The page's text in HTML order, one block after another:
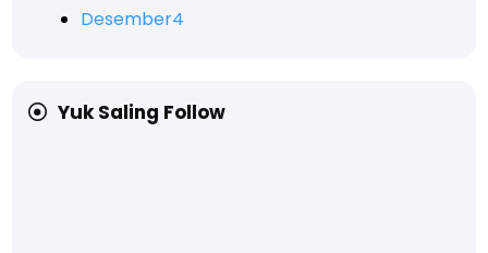
Desember4
Yuk Saling Follow